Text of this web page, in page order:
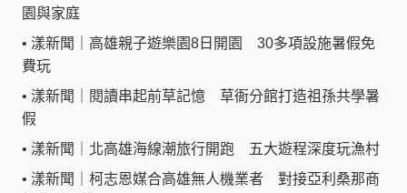
園與家庭
• 漾新聞｜高雄親子遊樂園8日開園 30多項設施暑假免
費玩
• 漾新聞｜閱讀串起前草記憶 草衙分館打造祖孫共學暑
假
• 漾新聞｜北高雄海線潮旅行開跑 五大遊程深度玩漁村
• 漾新聞｜柯志恩媒合高雄無人機業者 對接亞利桑那商